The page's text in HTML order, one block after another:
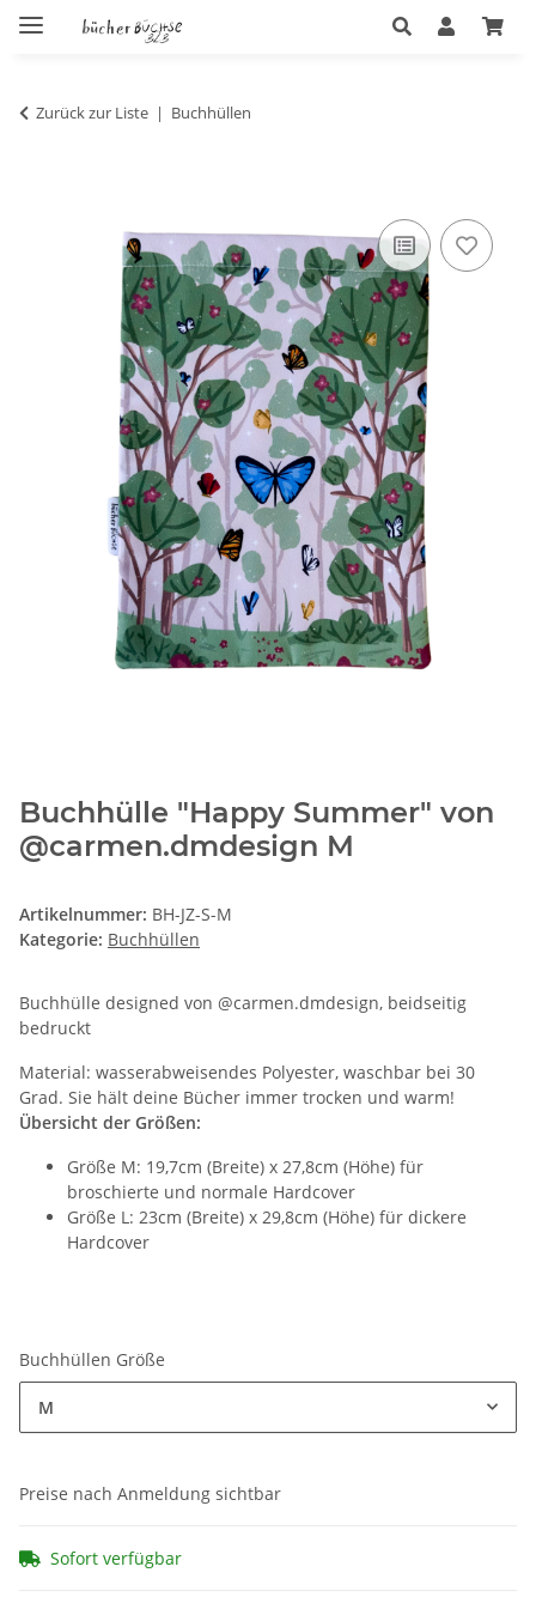
Zurück zur Liste Buchhüllen
Buchhülle "Happy Summer" von
@carmen.dmdesign M
Artikelnummer: BH-JZ-S-M
Kategorie: Buchhüllen
Buchhülle designed von @carmen.dmdesign, beidseitig
bedruckt
Material: wasserabweisendes Polyester, waschbar bei 30
Grad. Sie hält deine Bücher immer trocken und warm!
Übersicht der Größen:
Größe M: 19,7cm (Breite) x 27,8cm (Höhe) für
broschierte und normale Hardcover
Größe L: 23cm (Breite) x 29,8cm (Höhe) für dickere
Hardcover
Buchhüllen Größe
M
Preise nach Anmeldung sichtbar
Sofort verfügbar